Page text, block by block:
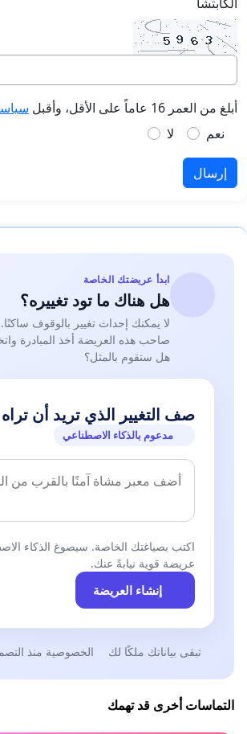
أبلغ من العمر 16 عاماً على الأقل، وأقبل
نعم
لا
إرسال
ابدأ عريضتك الخاصة
هل هناك ما تود تغييره؟
لا يمكنك إحداث تغيير بالوقوف ساكنًا.
صاحب هذه العريضة أخذ المبادرة
هل ستقوم بالمثل؟
صف التغيير الذي تريد أن تراه
مدعوم بالذكاء الاصطناعي
اكتب بصياغتك الخاصة. سيصوغ الذكاء
عريضة قوية نيابةً عنك.
إنشاء العريضة
تبقى بياناتك ملكًا لك الخصوصية منذ
التماسات أخرى قد تهمك